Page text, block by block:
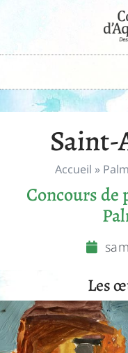
Accueil »
Concours de
Les